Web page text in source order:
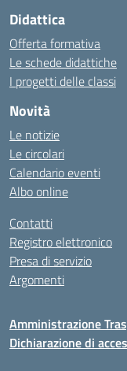
Didattica
Offerta formativa
Le schede didattiche
I progetti delle classi
Novità
Le notizie
Le circolari
Calendario eventi
Albo online
Contatti
Registro elettronico
Presa di servizio
Argomenti
Amministrazione
Dichiarazione di